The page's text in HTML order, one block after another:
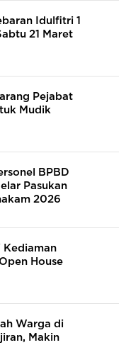
Idulfitri 1
21 Maret
Pejabat
Mudik
BPBD
Pasukan
2026
House
Warga di
Makin